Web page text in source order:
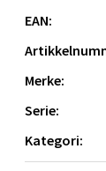
EAN:
Merke:
Serie:
Kategori:
Folke
Åpent i